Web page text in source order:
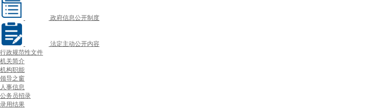
政府信息公开制度
法定主动公开内容
行政规范性文件
机关简介
机构职能
领导之窗
人事信息
公务员招录
录用结果